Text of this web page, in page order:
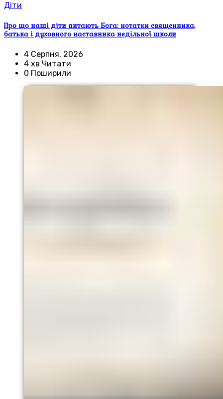
Діти
Про що наші діти питають Бога: нотатки священника,
батька і духовного наставника недільної школи
4 Серпня, 2026
4 хв Читати
0 Поширили